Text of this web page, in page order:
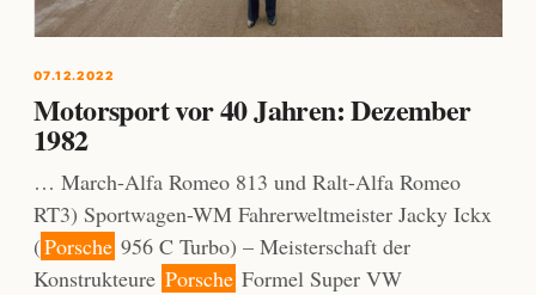
07.12.2022
Motorsport vor 40 Jahren: Dezember
1982
… March-Alfa Romeo 813 und Ralt-Alfa Romeo
RT3) Sportwagen-WM Fahrerweltmeister Jacky Ickx
(Porsche 956 C Turbo) – Meisterschaft der
Konstrukteure Porsche Formel Super VW